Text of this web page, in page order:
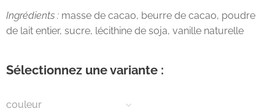
Ingrédients : masse de cacao, beurre de cacao, poudre
de lait entier, sucre, lécithine de soja, vanille naturelle
Sélectionnez une variante :
couleur